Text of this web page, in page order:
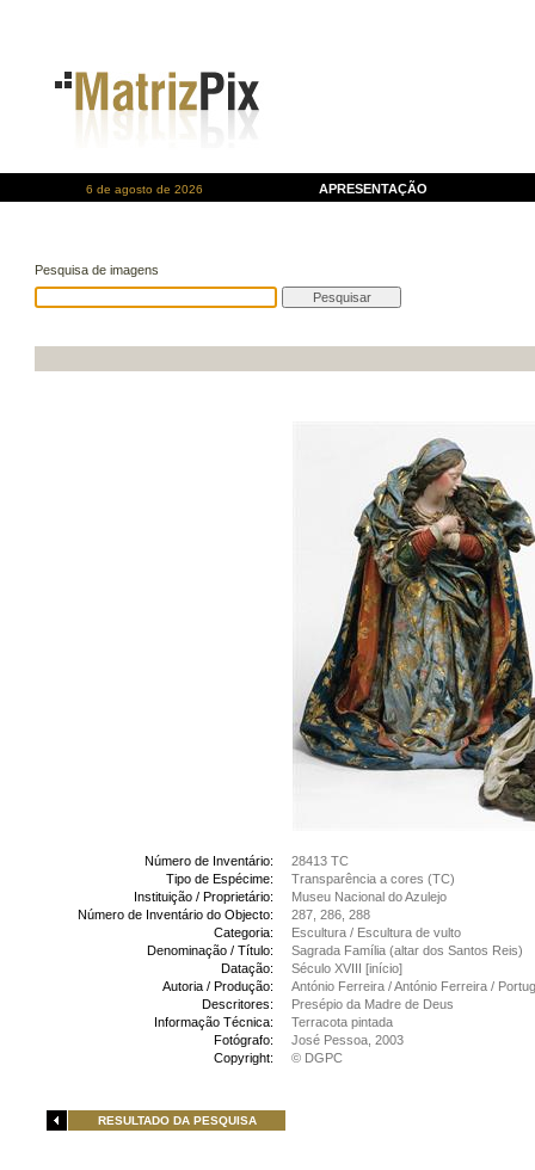
6 de agosto de 2026 APRESENTAÇÃO
Pesquisa de imagens
Número de Inventário:
28413 TC
Tipo de Espécime:
Transparência a cores (TC)
Instituição / Proprietário:
Museu Nacional do Azulejo
Número de Inventário do Objecto:
287, 286, 288
Categoria:
Escultura / Escultura de vulto
Denominação / Título:
Sagrada Família (altar dos Santos Reis)
Datação:
Século XVIII [início]
Autoria / Produção:
António Ferreira / António Ferreira /
Descritores:
Presépio da Madre de Deus
Informação Técnica:
Terracota pintada
Fotógrafo:
José Pessoa, 2003
Copyright:
© DGPC
RESULTADO DA PESQUISA